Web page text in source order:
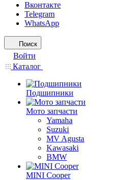
Вконтакте
Telegram
WhatsApp
Поиск
Войти
Каталог
Подшипники
Мото запчасти
Yamaha
Suzuki
MV Agusta
Kawasaki
BMW
MINI Cooper